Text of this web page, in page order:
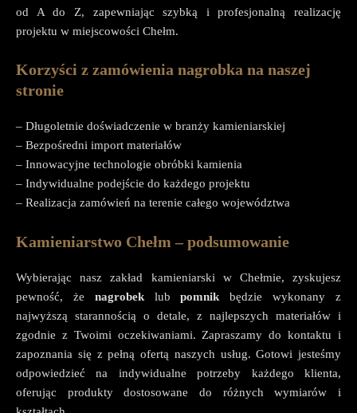
od A do Z, zapewniając szybką i profesjonalną realizację
projektu w miejscowości Chełm.
Korzyści z zamówienia nagrobka na naszej
stronie
– Długoletnie doświadczenie w branży kamieniarskiej
– Bezpośredni import materiałów
– Innowacyjne technologie obróbki kamienia
– Indywidualne podejście do każdego projektu
– Realizacja zamówień na terenie całego województwa
Kamieniarstwo Chełm – podsumowanie
Wybierając nasz zakład kamieniarski w Chełmie, zyskujesz
pewność, że nagrobeklubpomnik będzie wykonany z
najwyższą starannością o detale, z najlepszych materiałów i
zgodnie z Twoimi oczekiwaniami. Zapraszamy do kontaktu i
zapoznania się z pełną ofertą naszych usług. Gotowi jesteśmy
odpowiedzieć na indywidualne potrzeby każdego klienta,
oferując produkty dostosowane do różnych wymiarów i